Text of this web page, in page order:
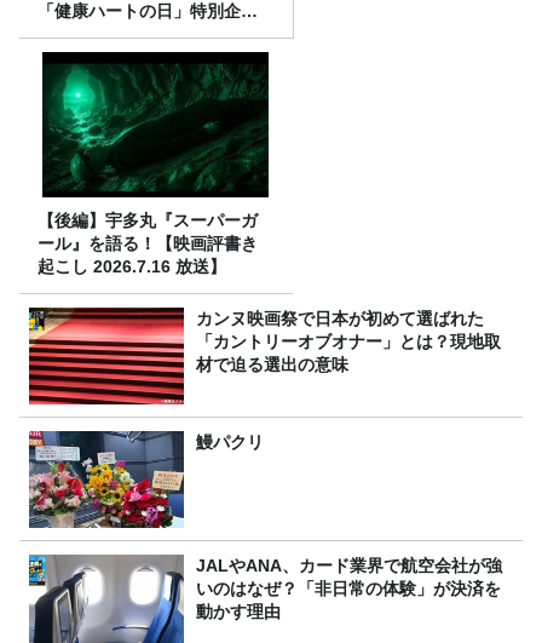
「健康ハートの日」特別企画
を8/10（月）に放送
【後編】宇多丸『スーパーガ
ール』を語る！【映画評書き
起こし 2026.7.16 放送】
カンヌ映画祭で日本が初めて選ばれた
「カントリーオブオナー」とは？現地取
材で迫る選出の意味
鰻パクリ
JALやANA、カード業界で航空会社が強
いのはなぜ？「非日常の体験」が決済を
動かす理由